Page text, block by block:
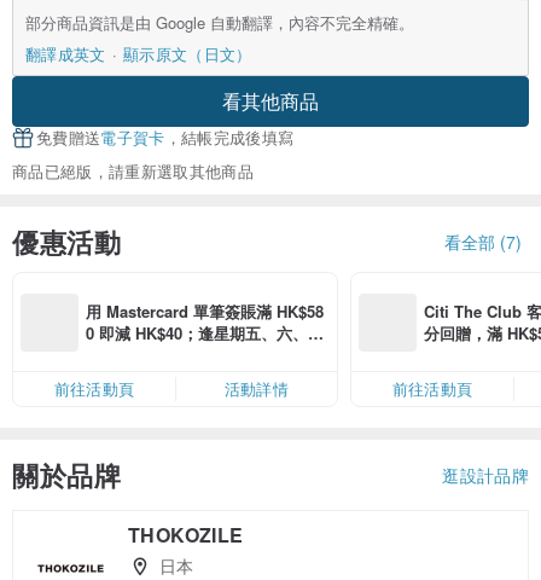
部分商品資訊是由 Google 自動翻譯，內容不完全精確。
翻譯成英文
顯示原文（日文）
看其他商品
免費贈送電子賀卡 ，結帳完成後填寫
商品已絕版，請重新選取其他商品
優惠活動 看全部 (7)
用 Mastercard 單筆簽賬滿 HK$58
0 即減 HK$40；逢星期五、六、日
限，額滿即止，僅限「常用信用
卡」結帳）
前往活動頁 活動詳情
Citi The Club
分回贈，滿
前往活動頁
關於品牌 逛設計品牌
THOKOZILE
日本